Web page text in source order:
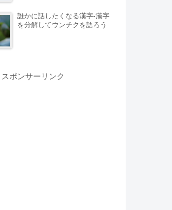
誰かに話したくなる漢字-漢字
を分解してウンチクを語ろう
スポンサーリンク